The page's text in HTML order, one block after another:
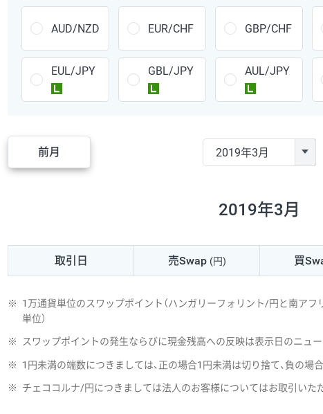
PLN/JPY 35円
HUF/JPY 16円
ZAR/JPY 130円
MXN/JPY 140円
AUD/USD
EUR/AUD 103円
AUD/NZD EUR/CHF GBP/CHF
EUL/JPY
GBL/JPY
AUL/JPY
前月
2019年3月
取引日 売Swap (円) 買
※
1万通貨単位のスワップポイント（ハンガリーフォリント/円と南ア
単位）
※ スワップポイントの発生ならびに現金残高への反映は表示日のニュ
※ 1円未満の端数につきましては、正の場合1円未満は切り捨て、負の場
※ チェココルナ/円につきましては法人のお客様についてはお取引いた